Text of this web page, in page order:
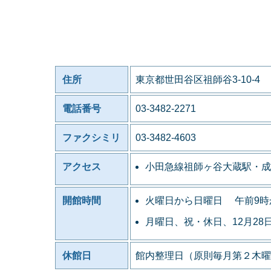
住所 東京都世田谷区祖師谷3-10-4
電話番号 03-3482-2271
ファクシミリ 03-3482-4603
アクセス 小田急線祖師ヶ谷大蔵駅・
開館時間 火曜日から日曜日 午前9時
月曜日、祝・休日、12月
休館日 館内整理日（原則毎月第２木